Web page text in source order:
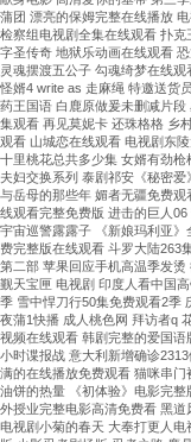
制、
防
凝
露、
防
腐
蝕、
低
振
動
···
蒲团 漂亮的保姆完整在线播放
检察组电视剧全集在线观看 扑
字圣传奇 地狱乐动画在线观看
灵魂摆渡五公子 勾魂绮梦在线
怪婿4 write as 走麻绳 特邀送货
药王国语 白鹿原做爰未删减片
集观看 再见莫妮卡 还珠格格 乡
观看 山城恋在线观看 电视剧东
十里桃花总共多少集 女婿有劲
夫妇交换系列 泰剧祁安《秘密
与岳母的那些年 媚者无疆免费
线观看完整免费版 进击的巨人
宇宙巡警露露子 《新娘玛利亚
费完整版在线观看 斗罗大陆263
第二部 苹果回应手机高温季发
觐天宝匣 电视剧 印度人看中国
季 雪中悍刀行50集免费观看2季
夜蒲1快播 成人桃色网 拜访者q
视频在线观看 韩剧完整的爱国
小时谍报战 意大利新增确诊
满的在线播放免费观看 猫咪串
油饼的热量 《初体验》电影完
外授业完整电影高清免费看 黑
电视剧小菊的春天 大奉打更人